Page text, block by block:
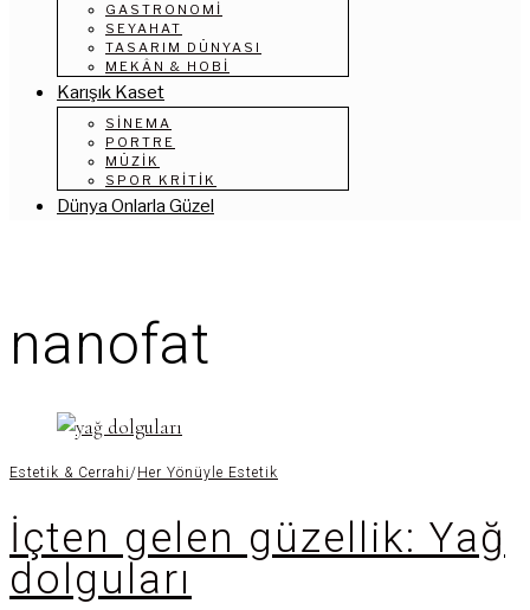
GASTRONOMI
SEYAHAT
TASARIM DÜNYASI
MEKÂN & HOBI
Karışık Kaset
SINEMA
PORTRE
MÜZIK
SPOR KRITIK
Dünya Onlarla Güzel
nanofat
Estetik & Cerrahi /Her Yönüyle Estetik
İçten gelen güzellik: Yağ
dolguları